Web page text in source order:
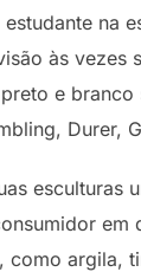
na
às vezes
e
Durer,
esculturas
em
como argila,